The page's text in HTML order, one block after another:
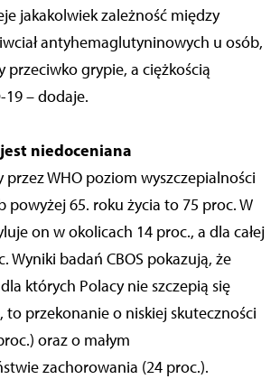
jakakolwiek zależność między
antyhemaglutyninowych u osób,
przeciwko grypie, a ciężkością
19 – dodaje.
niedoceniana
WHO poziom wyszczepialności
powyżej 65. roku życia to 75 proc. W
on w okolicach 14 proc., a dla całej
Wyniki badań CBOS pokazują, że
których Polacy nie szczepią się
to przekonanie o niskiej skuteczności
oraz o małym
zachorowania (24 proc.).